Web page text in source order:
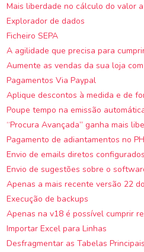
Mais liberdade no cálculo do valor
Explorador de dados
Ficheiro SEPA
A agilidade que precisa para
Aumente as vendas da sua loja
Pagamentos Via Paypal
Aplique descontos à medida e de
Poupe tempo na emissão
“Procura Avançada” ganha mais
Pagamento de adiantamentos no
Envio de emails diretos
Envio de sugestões sobre o
Apenas a mais recente versão 22
Execução de backups
Apenas na v18 é possível cumprir
Importar Excel para Linhas
Desfragmentar as Tabelas Principais